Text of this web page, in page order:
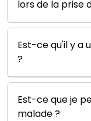
lors de la prise
Est-ce qu'il y a
?
Est-ce que je
malade ?